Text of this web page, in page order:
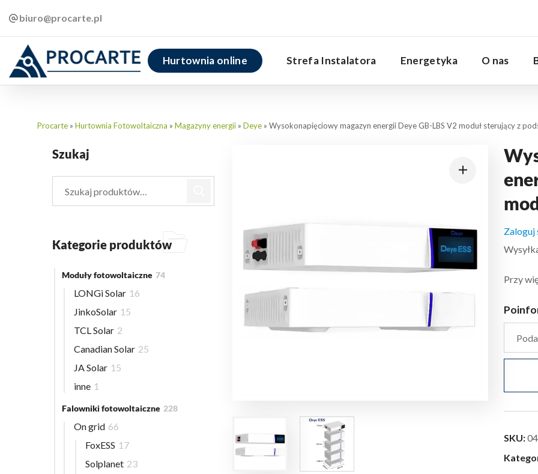
biuro@procarte.pl
Hurtownia online Strefa Instalatora Energetyka O nas
Procarte » Hurtownia Fotowoltaiczna » Magazyny energii » Deye » Wysokonapięciowy magazyn energii Deye GB-LBS V2 moduł sterujący z
Zaloguj
Przy
SKU:
Szukaj
Kategorie produktów
Moduły fotowoltaiczne 74
LONGi Solar 16
JinkoSolar 15
TCL Solar 2
Canadian Solar 25
JA Solar 15
inne 1
Falowniki fotowoltaiczne 228
On grid 66
FoxESS 17
Solplanet 23